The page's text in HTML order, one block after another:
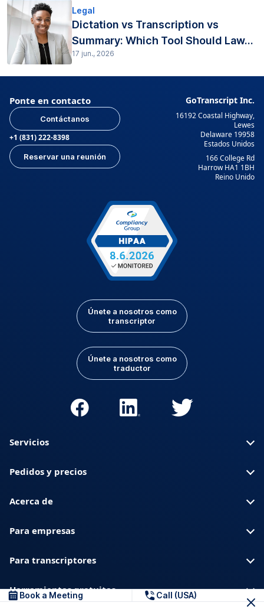
Legal
Dictation vs Transcription vs
Summary: Which Tool Should Law...
17 jun., 2026
Ponte en contacto
Contáctanos
+1 (831) 222-8398
Reservar una reunión
GoTranscript Inc.
16192 Coastal Highway,
Lewes
Delaware 19958
Estados Unidos
166 College Rd
Harrow HA1 1BH
Reino Unido
Únete a nosotros como
transcriptor
Únete a nosotros como
traductor
Servicios
Pedidos y precios
Acerca de
Para empresas
Para transcriptores
Herramientas gratuitas
Book a Meeting Call (USA)